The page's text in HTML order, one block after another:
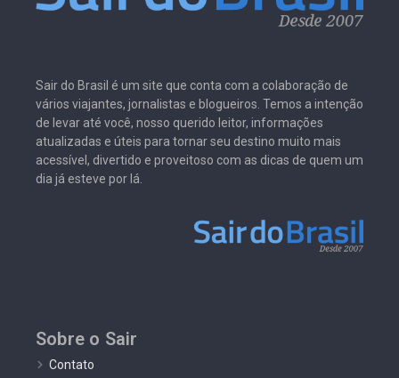
Sair do Brasil é um site que conta com a colaboração de
vários viajantes, jornalistas e blogueiros. Temos a intenção
de levar até você, nosso querido leitor, informações
atualizadas e úteis para tornar seu destino muito mais
acessível, divertido e proveitoso com as dicas de quem um
dia já esteve por lá.
Sobre o Sair
Contato